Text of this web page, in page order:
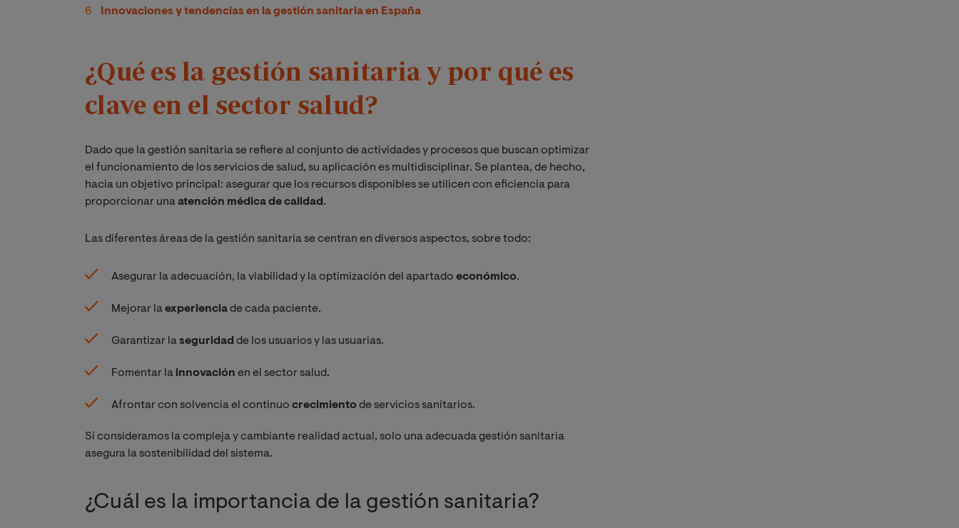
Innovaciones y tendencias en la gestión sanitaria en España
¿Qué es la gestión sanitaria y por qué es
clave en el sector salud?
Dado que la gestión sanitaria se refiere al conjunto de actividades y procesos que buscan optimizar
el funcionamiento de los servicios de salud, su aplicación es multidisciplinar. Se plantea, de hecho,
hacia un objetivo principal: asegurar que los recursos disponibles se utilicen con eficiencia para
proporcionar unaatención médica de calidad .
Las diferentes áreas de la gestión sanitaria se centran en diversos aspectos, sobre todo:
Asegurar la adecuación, la viabilidad y la optimización del apartado económico.
Mejorar laexperienciade cada paciente.
Garantizar laseguridad de los usuarios y las usuarias.
Fomentar la innovación en el sector salud.
Afrontar con solvencia el continuo crecimientode servicios sanitarios.
Si consideramos la compleja y cambiante realidad actual, solo una adecuada gestión sanitaria
asegura la sostenibilidad del sistema.
¿Cuál es la importancia de la gestión sanitaria?